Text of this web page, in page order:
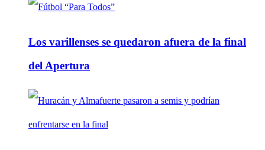
Los varillenses se quedaron afuera de la final
del Apertura